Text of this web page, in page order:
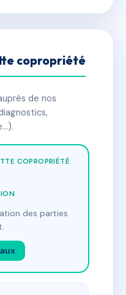
copropriété
de nos
COPROPRIÉTÉ
des parties